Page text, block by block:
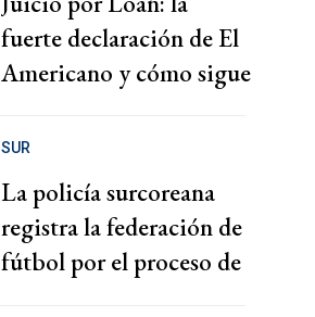
fuerte declaración de El
Americano y cómo sigue
SUR
La policía surcoreana
registra la federación de
fútbol por el proceso de